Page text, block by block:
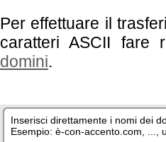
Per effettuare il
caratteri ASCII fare
domini.
Inserisci direttamente i nomi dei
Esempio: è-con-accento.com, ...,